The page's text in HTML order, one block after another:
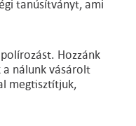
tanúsítványt, ami
Hozzánk
nálunk vásárolt
megtisztítjuk,